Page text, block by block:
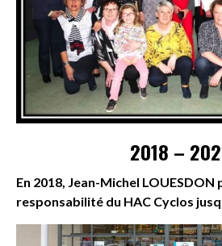
2018 –
En 2018, Jean-Michel LOUESDON
responsabilité du HAC Cyclos